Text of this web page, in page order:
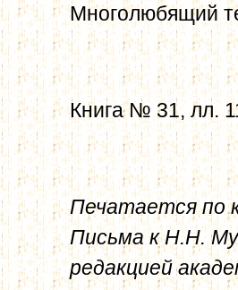
Многолюбящий
Книга № 31, лл.
Печатается по
Письма к Н.Н.
редакцией